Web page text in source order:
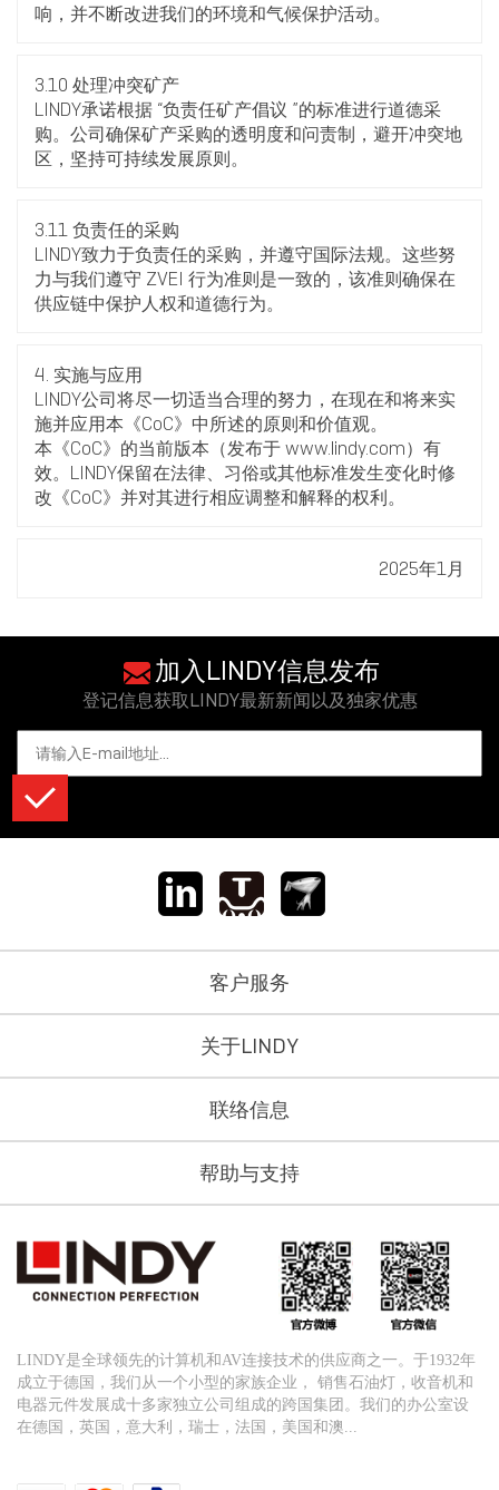
响，并不断改进我们的环境和气候保护活动。
3.10 处理冲突矿产
LINDY承诺根据 “负责任矿产倡议 ”的标准进行道德采
购。公司确保矿产采购的透明度和问责制，避开冲突地
区，坚持可持续发展原则。
3.11 负责任的采购
LINDY致力于负责任的采购，并遵守国际法规。这些努
力与我们遵守 ZVEI 行为准则是一致的，该准则确保在
供应链中保护人权和道德行为。
4. 实施与应用
LINDY公司将尽一切适当合理的努力，在现在和将来实
施并应用本《CoC》中所述的原则和价值观。
本《CoC》的当前版本（发布于 www.lindy.com）有
效。LINDY保留在法律、习俗或其他标准发生变化时修
改《CoC》并对其进行相应调整和解释的权利。
2025年1月
加入LINDY信息发布
登记信息获取LINDY最新新闻以及独家优惠
客户服务
关于LINDY
联络信息
帮助与支持
LINDY是全球领先的计算机和AV连接技术的供应商之一。于1932年
成立于德国，我们从一个小型的家族企业， 销售石油灯，收音机和
电器元件发展成十多家独立公司组成的跨国集团。我们的办公室设
在德国，英国，意大利，瑞士，法国，美国和澳...